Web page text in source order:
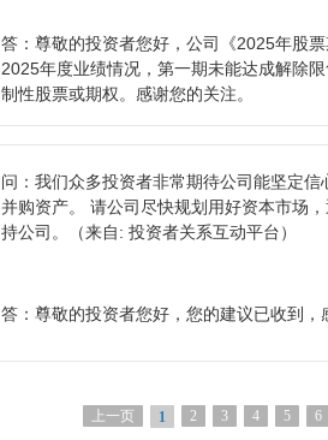
答： 尊敬的投资者您好，公司《2025年股
2025年度业绩情况，第一期未能达成解除
制性股票或期权。感谢您的关注。
问： 我们众多投资者非常期待公司能坚定
并购资产。 请公司尽快规划用好资本市场
持公司。
（来自: 投资者关系互动平台）
答： 尊敬的投资者您好，您的建议已收到，
上一页 1 2 3 4 5 6